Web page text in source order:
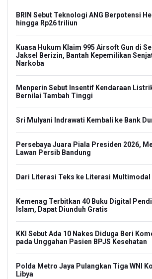
BRIN Sebut Teknologi ANG Berpotensi
hingga Rp26 triliun
Kuasa Hukum Klaim 995 Airsoft Gun di
Jaksel Berizin, Bantah Kepemilikan
Narkoba
Menperin Sebut Insentif Kendaraan
Bernilai Tambah Tinggi
Sri Mulyani Indrawati Kembali ke Bank
Persebaya Juara Piala Presiden 2026,
Lawan Persib Bandung
Dari Literasi Teks ke Literasi Multimodal
Kemenag Terbitkan 40 Buku Digital
Islam, Dapat Diunduh Gratis
KKI Sebut Ada 10 Nakes Diduga Beri
pada Unggahan Pasien BPJS Kesehatan
Polda Metro Jaya Pulangkan Tiga WNI
Libya